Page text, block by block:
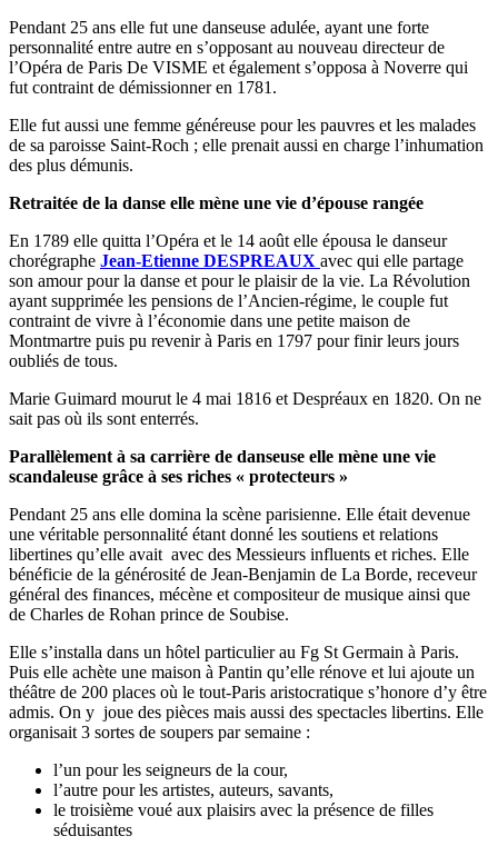
Pendant 25 ans elle fut une danseuse adulée, ayant une forte
personnalité entre autre en s’opposant au nouveau directeur de
l’Opéra de Paris De VISME et également s’opposa à Noverre qui
fut contraint de démissionner en 1781.
Elle fut aussi une femme généreuse pour les pauvres et les malades
de sa paroisse Saint-Roch ; elle prenait aussi en charge l’inhumation
des plus démunis.
Retraitée de la danse elle mène une vie d’épouse rangée
En 1789 elle quitta l’Opéra et le 14 août elle épousa le danseur
chorégraphe Jean-Etienne DESPREAUX avec qui elle partage
son amour pour la danse et pour le plaisir de la vie. La Révolution
ayant supprimée les pensions de l’Ancien-régime, le couple fut
contraint de vivre à l’économie dans une petite maison de
Montmartre puis pu revenir à Paris en 1797 pour finir leurs jours
oubliés de tous.
Marie Guimard mourut le 4 mai 1816 et Despréaux en 1820. On ne
sait pas où ils sont enterrés.
Parallèlement à sa carrière de danseuse elle mène une vie
scandaleuse grâce à ses riches « protecteurs »
Pendant 25 ans elle domina la scène parisienne. Elle était devenue
une véritable personnalité étant donné les soutiens et relations
libertines qu’elle avait avec des Messieurs influents et riches. Elle
bénéficie de la générosité de Jean-Benjamin de La Borde, receveur
général des finances, mécène et compositeur de musique ainsi que
de Charles de Rohan prince de Soubise.
Elle s’installa dans un hôtel particulier au Fg St Germain à Paris.
Puis elle achète une maison à Pantin qu’elle rénove et lui ajoute un
théâtre de 200 places où le tout-Paris aristocratique s’honore d’y être
admis. On y joue des pièces mais aussi des spectacles libertins. Elle
organisait 3 sortes de soupers par semaine :
l’un pour les seigneurs de la cour,
l’autre pour les artistes, auteurs, savants,
le troisième voué aux plaisirs avec la présence de filles
séduisantes